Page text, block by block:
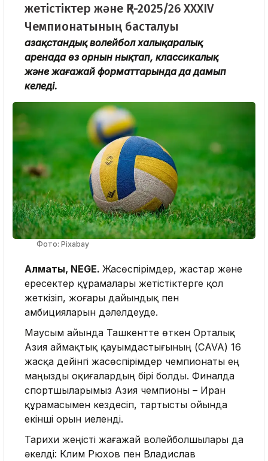
жетістіктер және ҚР-2025/26 XXXIV
Чемпионатының басталуы
Қазақстандық волейбол халықаралық
аренада өз орнын нықтап, классикалық
және жағажай форматтарында да дамып
келеді.
Фото: Pixabay
Алматы, NEGE. Жасөспірімдер, жастар және
ересектер құрамалары жетістіктерге қол
жеткізіп, жоғары дайындық пен
амбицияларын дәлелдеуде.
Маусым айында Ташкентте өткен Орталық
Азия аймақтық қауымдастығының (CAVA) 16
жасқа дейінгі жасөспірімдер чемпионаты ең
маңызды оқиғалардың бірі болды. Финалда
спортшыларымыз Азия чемпионы – Иран
құрамасымен кездесіп, тартысты ойында
екінші орын иеленді.
Тарихи жеңісті жағажай волейболшылары да
әкелді: Клим Рюхов пен Владислав